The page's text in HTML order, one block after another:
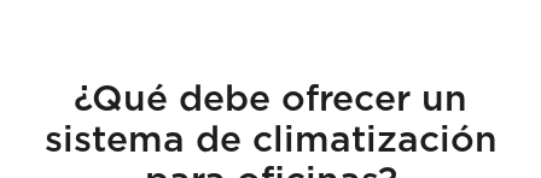
¿Qué debe ofrecer un
sistema de climatización